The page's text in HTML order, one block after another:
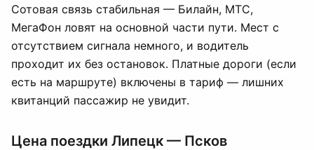
Сотовая связь стабильная — Билайн, МТС,
МегаФон ловят на основной части пути. Мест с
отсутствием сигнала немного, и водитель
проходит их без остановок. Платные дороги (если
есть на маршруте) включены в тариф — лишних
квитанций пассажир не увидит.
Цена поездки Липецк — Псков